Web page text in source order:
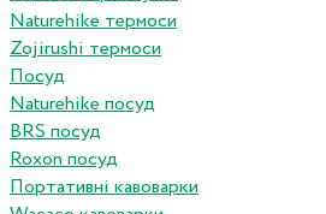
Naturehike термоси
Zojirushi термоси
Посуд
Naturehike посуд
BRS посуд
Roxon посуд
Портативні кавоварки